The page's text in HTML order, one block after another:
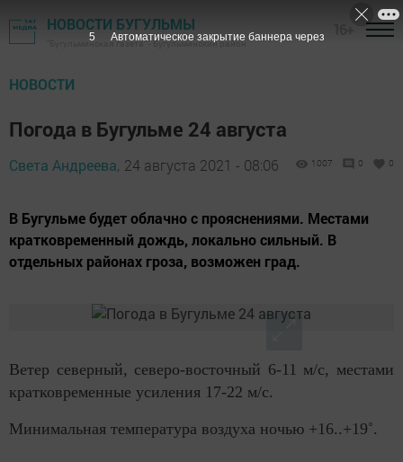
НОВОСТИ БУГУЛЬМЫ
"Бугульминская газета" - Бугульминский район
НОВОСТИ
Погода в Бугульме 24 августа
Света Андреева, 24 августа 2021 - 08:06 1007 0 0
В Бугульме будет облачно с прояснениями. Местами
кратковременный дождь, локально сильный. В
отдельных районах гроза, возможен град.
Ветер северный, северо-восточный 6-11 м/с, местами
кратковременные усиления 17-22 м/с.
Минимальная температура воздуха ночью +16..+19˚.
4 Автоматическое закрытие баннера через